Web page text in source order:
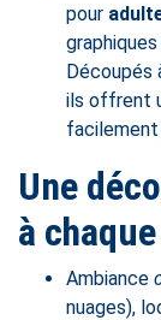
pour
Découpés
ils offrent
facilement
Une
à
Ambiance
nuages),